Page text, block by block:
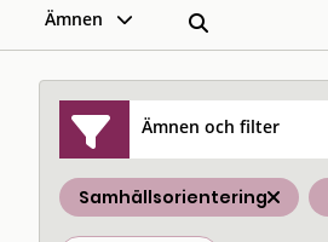
Ämnen
Ämnen och filter
Samhällsorientering